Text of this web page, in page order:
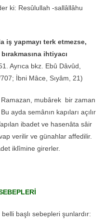
ki: Resûlullah -sallâllâhu
iş yapmayı terk etmezse,
ihtiyacı
Ayrıca bkz. Ebû Dâvûd,
İbni Mâce, Sıyâm, 21)
mubârek bir zaman
ayda semânın kapıları açılır
ibadet ve hasenâta sâir
verilir ve günahlar affedilir.
iklîmine girerler.
belli başlı sebepleri şunlardır: